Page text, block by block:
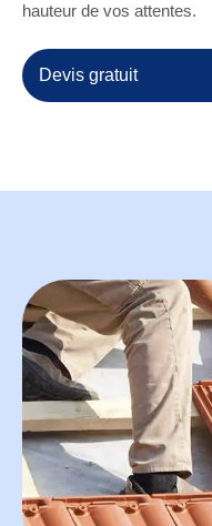
hauteur de vos attentes.
Devis gratuit